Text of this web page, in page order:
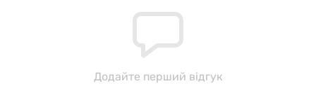
Додайте перший відгук